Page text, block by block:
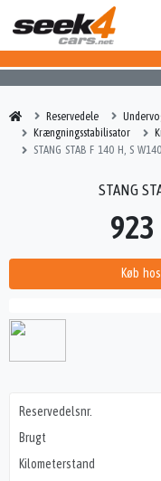
Reservedele
Krængningsstabilisator
STANG STAB F 140 H, S
923
Køb
Reservedelsnr.
Brugt
Kilometerstand
STANG